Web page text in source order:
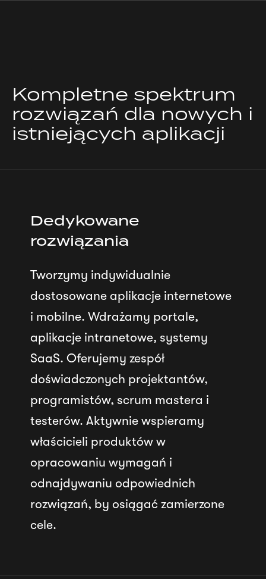
Oferta
Kompletne spektrum
rozwiązań dla nowych i
istniejących aplikacji
Dedykowane
rozwiązania
Tworzymy indywidualnie
dostosowane aplikacje internetowe
i mobilne. Wdrażamy portale,
aplikacje intranetowe, systemy
SaaS. Oferujemy zespół
doświadczonych projektantów,
programistów, scrum mastera i
testerów. Aktywnie wspieramy
właścicieli produktów w
opracowaniu wymagań i
odnajdywaniu odpowiednich
rozwiązań, by osiągać zamierzone
cele.